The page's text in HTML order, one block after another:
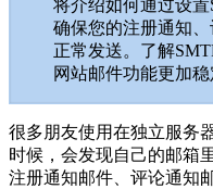
将介绍如何通过设置
确保您的注册通知
正常发送。了解
网站邮件功能更加稳
很多朋友使用在独立服务
时候，会发现自己的邮箱
注册通知邮件、评论通知